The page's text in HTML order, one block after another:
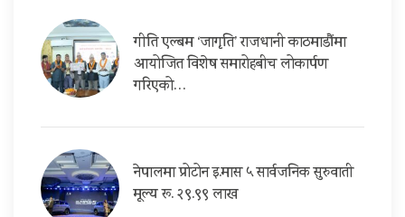
गीति एल्बम ‘जागृति’ राजधानी काठमाडौंमा
आयोजित विशेष समारोहबीच लोकार्पण
गरिएको…
नेपालमा प्रोटोन इ.मास ५ सार्वजनिक सुरुवाती
मूल्य रू. २९.९९ लाख